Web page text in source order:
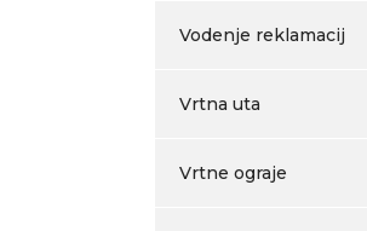
Vodenje reklamacij
Vrtna uta
Vrtne ograje